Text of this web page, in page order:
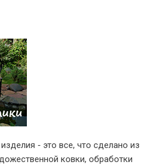
- это все, что сделано из
ковки, обработки